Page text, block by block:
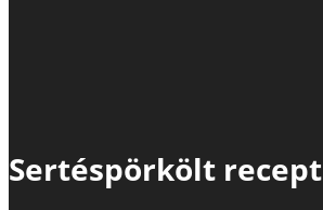
Sertéspörkölt recept